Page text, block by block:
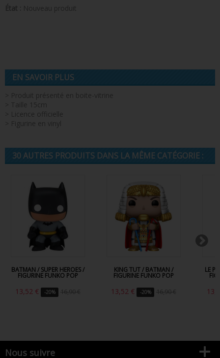
État : Nouveau produit
EN SAVOIR PLUS
> Produit présenté en boite-vitrine
> Taille 15cm
> Licence officielle
> Figurine en vinyl
30 AUTRES PRODUITS DANS LA MÊME CATÉGORIE :
BATMAN / SUPER HEROES /
FIGURINE FUNKO POP
13,52 € -20% 16,90 €
KING TUT / BATMAN /
FIGURINE FUNKO POP
13,52 € -20% 16,90 €
LE
Nous suivre